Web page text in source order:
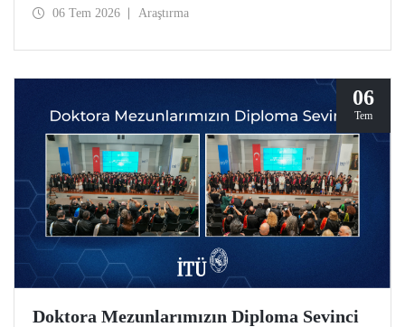
06 Tem 2026 Araştırma
06
Tem
Doktora Mezunlarımızın Diploma Sevinci